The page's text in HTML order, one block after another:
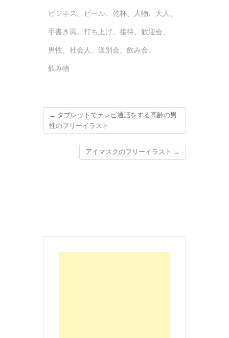
ビジネス 、 ビール、 乾杯、 人物、 大人 、
手書き風、 打ち上げ、 接待、 歓迎会、
男性、 社会人 、 送別会、 飲み会、
飲み物
← タブレットでテレビ通話をする高齢の男
性のフリーイラスト
アイマスクのフリーイラスト →